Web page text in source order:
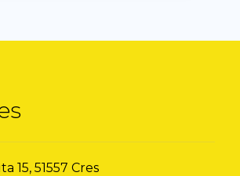
15, 51557 Cres